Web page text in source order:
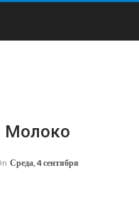
Молоко
Среда, 4 сентября